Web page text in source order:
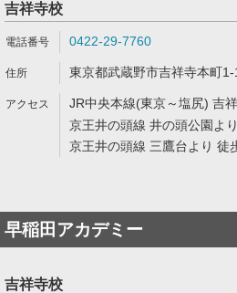
吉祥寺校
0422-29-7760
東京都武蔵野市吉祥寺本町
JR中央本線(東京～塩尻) 吉
京王井の頭線 井の頭公園よ
京王井の頭線 三鷹台より 徒
早稲田アカデミー
吉祥寺校